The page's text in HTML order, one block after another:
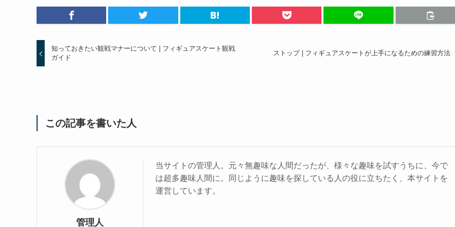
知っておきたい観戦マナーについて | フィギュアスケート観戦
ガイド
ストップ | フィギュアスケートが上手になるための練習方法
この記事を書いた人
管理人
当サイトの管理人。元々無趣味な人間だったが、様々な趣味を試すうちに、今で
は超多趣味人間に。同じように趣味を探している人の役に立ちたく、本サイトを
運営しています。